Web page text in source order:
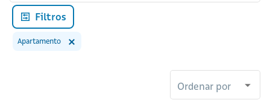
Filtros
Apartamento
Ordenar por